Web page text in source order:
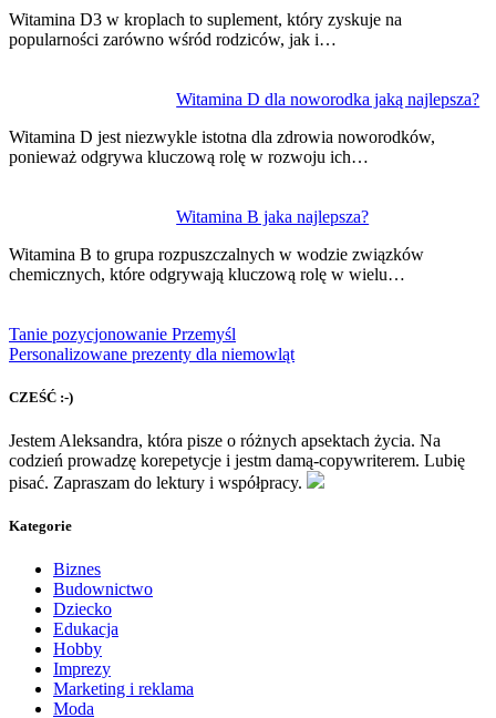
Witamina D3 w kroplach to suplement, który zyskuje na
popularności zarówno wśród rodziców, jak i…
Witamina D dla noworodka jaką najlepsza?
Witamina D jest niezwykle istotna dla zdrowia noworodków,
ponieważ odgrywa kluczową rolę w rozwoju ich…
Witamina B jaka najlepsza?
Witamina B to grupa rozpuszczalnych w wodzie związków
chemicznych, które odgrywają kluczową rolę w wielu…
Tanie pozycjonowanie Przemyśl
Personalizowane prezenty dla niemowląt
CZEŚĆ :-)
Jestem Aleksandra, która pisze o różnych apsektach życia. Na
codzień prowadzę korepetycje i jestm damą-copywriterem. Lubię
pisać. Zapraszam do lektury i współpracy.
Kategorie
Biznes
Budownictwo
Dziecko
Edukacja
Hobby
Imprezy
Marketing i reklama
Moda